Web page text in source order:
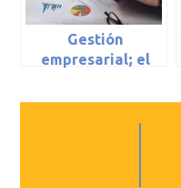
Gestión
empresarial; el
emprendedor